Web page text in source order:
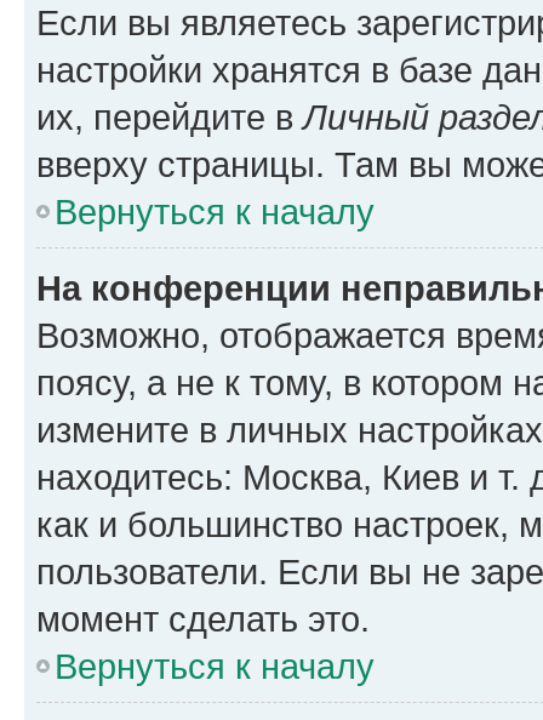
Если вы являетесь
настройки хранятся в базе
их, перейдите вЛичный
вверху страницы. Там вы
Вернуться к началу
На конференции
Возможно, отображается
поясу, а не к тому, в котором
измените в личных
находитесь: Москва, Киев и т.
как и большинство настроек,
пользователи. Если вы не
момент сделать это.
Вернуться к началу